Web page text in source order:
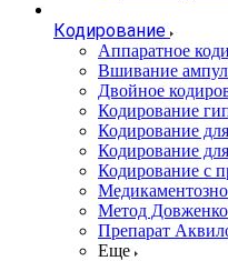
Кодирование
Аппаратное
Вшивание
Двойное
Кодирование
Кодирование
Кодирование
Кодирование с
Метод Довженко
Препарат
Еще